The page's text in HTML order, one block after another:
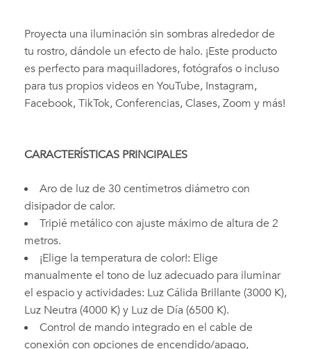
Proyecta una iluminación sin sombras alrededor de
tu rostro, dándole un efecto de halo. ¡Este producto
es perfecto para maquilladores, fotógrafos o incluso
para tus propios videos en YouTube, Instagram,
Facebook, TikTok, Conferencias, Clases, Zoom y más!
CARACTERÍSTICAS PRINCIPALES
Aro de luz de 30 centímetros diámetro con
disipador de calor.
Tripié metálico con ajuste máximo de altura de 2
metros.
¡Elige la temperatura de color!: Elige
manualmente el tono de luz adecuado para iluminar
el espacio y actividades: Luz Cálida Brillante (3000 K),
Luz Neutra (4000 K) y Luz de Día (6500 K).
Control de mando integrado en el cable de
conexión con opciones de encendido/apago,